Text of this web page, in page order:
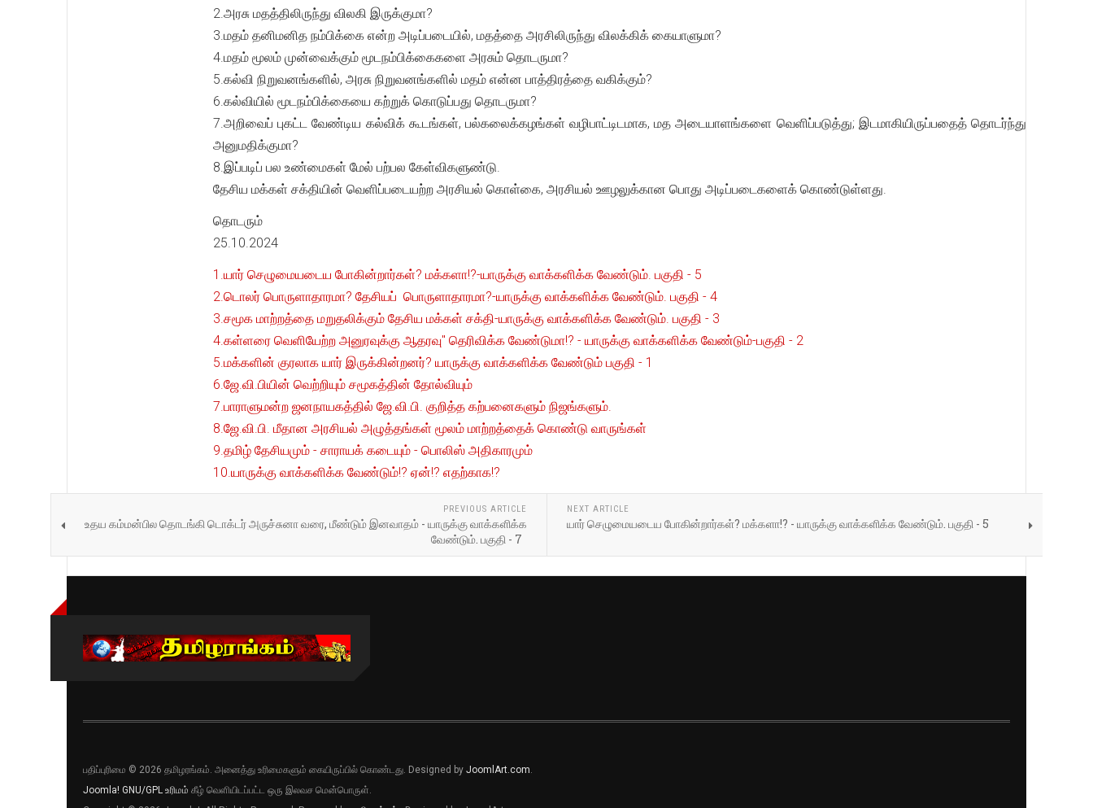
2.அரசு மதத்திலிருந்து விலகி இருக்குமா?
3.மதம் தனிமனித நம்பிக்கை என்ற அடிப்படையில், மதத்தை அரசிலிருந்து விலக்கிக் கையாளுமா?
4.மதம் மூலம் முன்வைக்கும் மூடநம்பிக்கைகளை அரசும் தொடருமா?
5.கல்வி நிறுவனங்களில், அரசு நிறுவனங்களில் மதம் என்ன பாத்திரத்தை வகிக்கும்?
6.கல்வியில் மூடநம்பிக்கையை கற்றுக் கொடுப்பது தொடருமா?
7.அறிவைப் புகட்ட வேண்டிய கல்விக் கூடங்கள், பல்கலைக்கழங்கள் வழிபாட்டிடமாக, மத அடையாளங்களை வெளிப்படுத்து; இடமாகியிருப்பதைத் தொடர்ந்து
அனுமதிக்குமா?
8.இப்படிப் பல உண்மைகள் மேல் பற்பல கேள்விகளுண்டு.
தேசிய மக்கள் சக்தியின் வெளிப்படையற்ற அரசியல் கொள்கை, அரசியல் ஊழலுக்கான பொது அடிப்படைகளைக் கொண்டுள்ளது.
தொடரும்
25.10.2024
1.யார் செழுமையடைய போகின்றார்கள்? மக்களா!?-யாருக்கு வாக்களிக்க வேண்டும். பகுதி - 5
2.டொலர் பொருளாதாரமா? தேசியப் பொருளாதாரமா?-யாருக்கு வாக்களிக்க வேண்டும். பகுதி - 4
3.சமூக மாற்றத்தை மறுதலிக்கும் தேசிய மக்கள் சக்தி-யாருக்கு வாக்களிக்க வேண்டும். பகுதி - 3
4.கள்ளரை வெளியேற்ற அனுரவுக்கு ஆதரவு" தெரிவிக்க வேண்டுமா!? - யாருக்கு வாக்களிக்க வேண்டும்-பகுதி - 2
5.மக்களின் குரலாக யார் இருக்கின்றனர்? யாருக்கு வாக்களிக்க வேண்டும் பகுதி - 1
6.ஜே.வி.பியின் வெற்றியும் சமூகத்தின் தோல்வியும்
7.பாராளுமன்ற ஜனநாயகத்தில் ஜே.வி.பி. குறித்த கற்பனைகளும் நிஜங்களும்.
8.ஜே.வி.பி. மீதான அரசியல் அழுத்தங்கள் மூலம் மாற்றத்தைக் கொண்டு வாருங்கள்
9.தமிழ் தேசியமும் - சாராயக் கடையும் - பொலிஸ் அதிகாரமும்
10.யாருக்கு வாக்களிக்க வேண்டும்!? ஏன்!? எதற்காக!?
PREVIOUS ARTICLE
உதய கம்மன்பில தொடங்கி டொக்டர் அருச்சுனா வரை, மீண்டும் இனவாதம் - யாருக்கு வாக்களிக்க
வேண்டும். பகுதி - 7
NEXT ARTICLE
யார் செழுமையடைய போகின்றார்கள்? மக்களா!? - யாருக்கு வாக்களிக்க வேண்டும். பகுதி - 5
பதிப்புரிமை © 2026 தமிழரங்கம். அனைத்து உரிமைகளும் கையிருப்பில் கொண்டது. Designed by JoomlArt.com.
Joomla! GNU/GPL உரிமம் கீழ் வெளியிடப்பட்ட ஒரு இலவச மென்பொருள்.